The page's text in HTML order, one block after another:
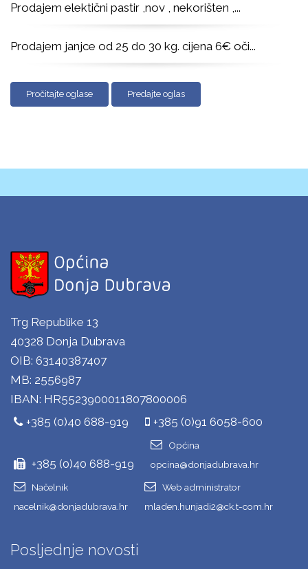
Prodajem elektični pastir ,nov , nekorišten ,...
Prodajem janjce od 25 do 30 kg. cijena 6€ oči...
Pročitajte oglase Predajte oglas
Trg Republike 13
40328 Donja Dubrava
OIB: 63140387407
MB: 2556987
IBAN: HR5523900011807800006
+385 (0)40 688-919
+385 (0)91 6058-600
+385 (0)40 688-919
Općina
opcina@donjadubrava.hr
Načelnik
nacelnik@donjadubrava.hr
Web administrator
mladen.hunjadi2@ck.t-com.hr
Posljednje novosti